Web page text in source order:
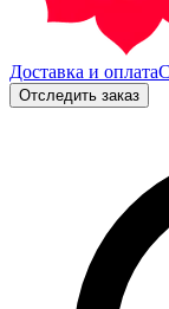
Доставка и оплата
Отследить заказ